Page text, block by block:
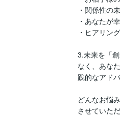
・関係性の
・あなたが
・ヒアリン
3.未来を「
なく、あな
践的なアド
どんなお悩
させていた